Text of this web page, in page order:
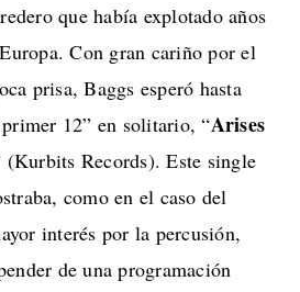
que había explotado años
Con gran cariño por el
prisa, Baggs esperó hasta
12” en solitario, “Arises
(Kurbits Records). Este single
como en el caso del
interés por la percusión,
de una programación